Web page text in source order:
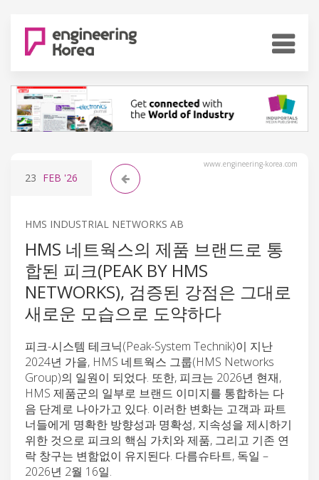
www.engineering-korea.com
23 FEB '26
HMS INDUSTRIAL NETWORKS AB
HMS 네트웍스의 제품 브랜드로 통
합된 피크(PEAK BY HMS
NETWORKS), 검증된 강점은 그대로
새로운 모습으로 도약하다
피크-시스템 테크닉(Peak-System Technik)이 지난
2024년 가을, HMS 네트웍스 그룹(HMS Networks
Group)의 일원이 되었다. 또한, 피크는 2026년 현재,
HMS 제품군의 일부로 브랜드 이미지를 통합하는 다
음 단계로 나아가고 있다. 이러한 변화는 고객과 파트
너들에게 명확한 방향성과 명확성, 지속성을 제시하기
위한 것으로 피크의 핵심 가치와 제품, 그리고 기존 연
락 창구는 변함없이 유지된다. 다름슈타트, 독일 –
2026년 2월 16일.